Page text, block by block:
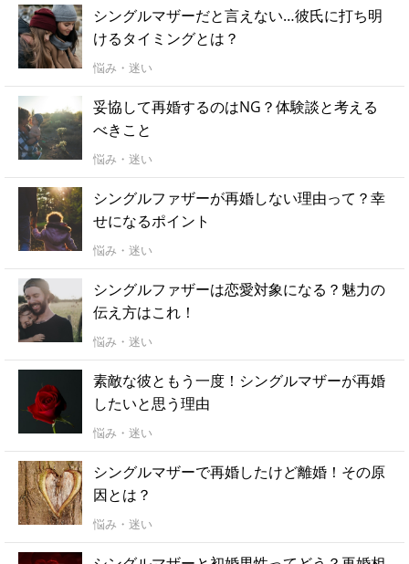
シングルマザーだと言えない…彼氏に打ち明
けるタイミングとは？
悩み・迷い
妥協して再婚するのはNG？体験談と考える
べきこと
悩み・迷い
シングルファザーが再婚しない理由って？幸
せになるポイント
悩み・迷い
シングルファザーは恋愛対象になる？魅力の
伝え方はこれ！
悩み・迷い
素敵な彼ともう一度！シングルマザーが再婚
したいと思う理由
悩み・迷い
シングルマザーで再婚したけど離婚！その原
因とは？
悩み・迷い